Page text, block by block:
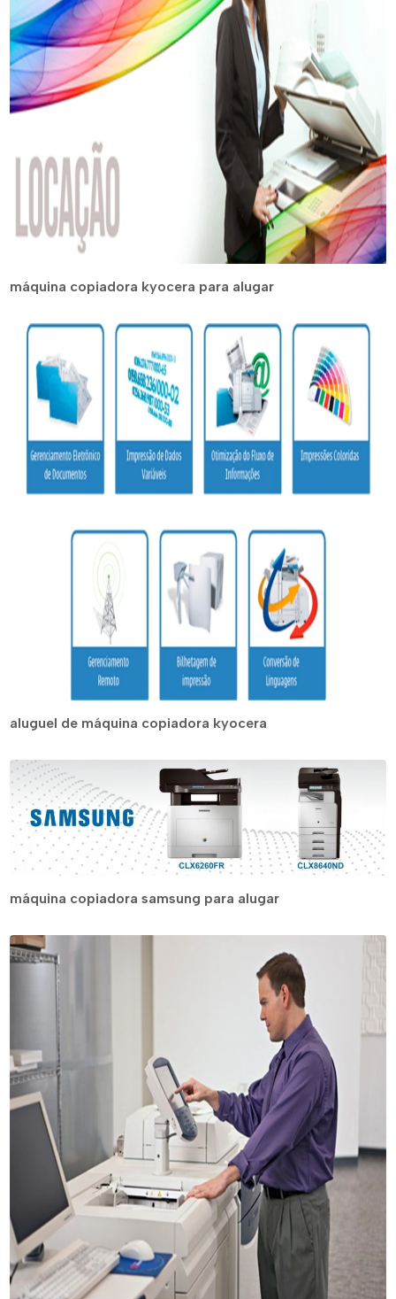
máquina copiadora kyocera para alugar
aluguel de máquina copiadora kyocera
máquina copiadora samsung para alugar